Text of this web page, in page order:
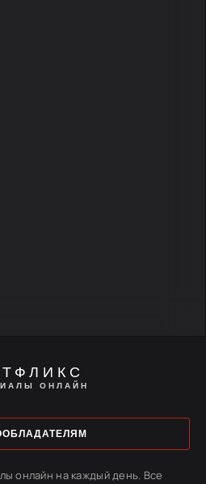
ОНЛАЙН
онлайн на каждый день. Все